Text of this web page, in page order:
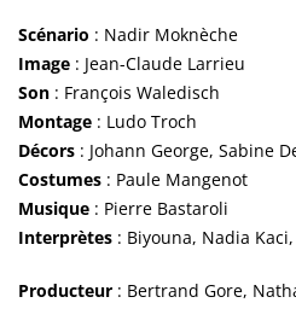
Scénario : Nadir Moknèche
Image : Jean-Claude Larrieu
Son : François Waledisch
Montage : Ludo Troch
Décors : Johann George, Sabine
Costumes : Paule Mangenot
Musique : Pierre Bastaroli
Interprètes : Biyouna, Nadia
Producteur : Bertrand Gore,